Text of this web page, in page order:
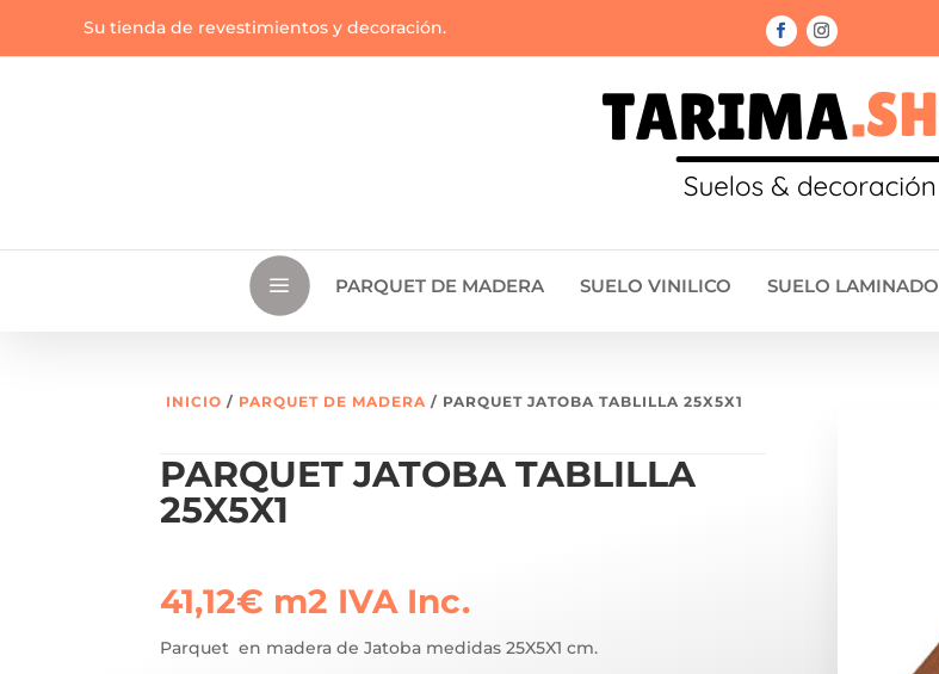
Su tienda de revestimientos y decoración.
a PARQUET DE MADERA SUELO VINILICO SUELO LAMINADO
INICIO / PARQUET DE MADERA / PARQUET JATOBA TABLILLA 25X5X1
PARQUET JATOBA TABLILLA
25X5X1
41,12€ m2 IVA Inc.
Parquet en madera de Jatoba medidas 25X5X1 cm.